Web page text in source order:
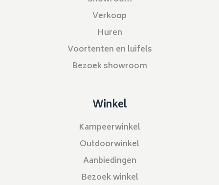
Verkoop
Huren
Voortenten en luifels
Bezoek showroom
Winkel
Kampeerwinkel
Outdoorwinkel
Aanbiedingen
Bezoek winkel